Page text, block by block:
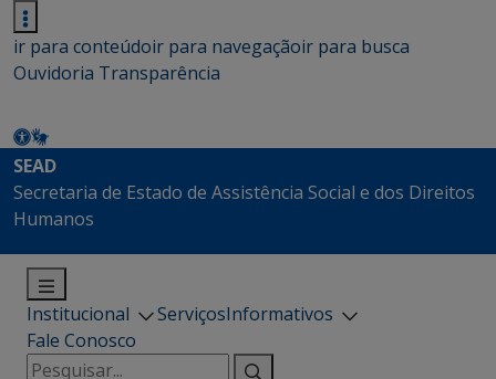
ir para conteúdoir para navegaçãoir para busca
Ouvidoria Transparência
SEAD
Secretaria de Estado de Assistência Social e dos Direitos
Humanos
Institucional ServiçosInformativos
Fale Conosco
Pesquisar